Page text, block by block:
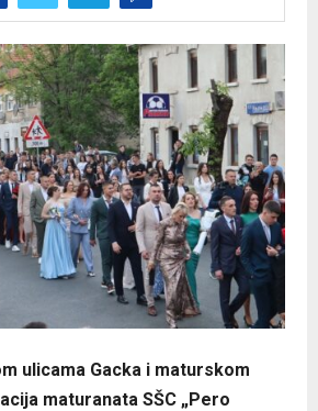
ulicama Gacka i maturskom
maturanata SŠC „Pero